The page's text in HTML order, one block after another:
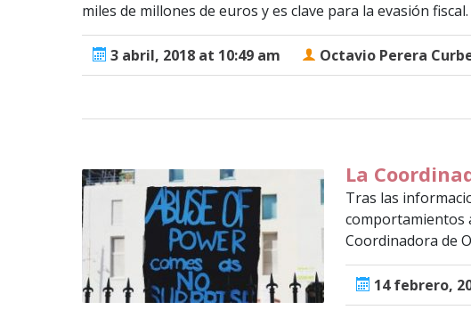
miles de millones de euros y es clave para la evasión fiscal.
3 abril, 2018 at 10:49 am Octavio Perera
La
Tras las
comportamientos
Coordinadora de
14 febrero,